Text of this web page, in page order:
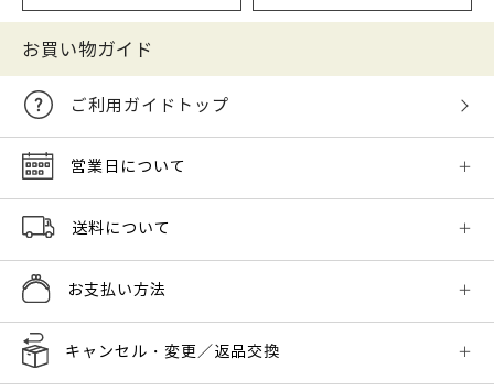
お買い物ガイド
ご利用ガイドトップ
営業日について
送料について
お支払い方法
キャンセル・変更／返品交換